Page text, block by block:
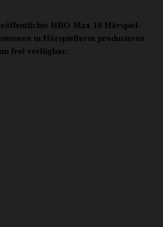
HBO Max 10 Hörspiel-
in Hörspielform produzieren
frei verfügbar.